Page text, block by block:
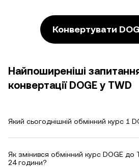
Конвертувати
Найпоширеніші
конвертації DOGE у TWD
Який сьогоднішній обмінний курс 1
Як змінився обмінний курс DOGE до
24 години?